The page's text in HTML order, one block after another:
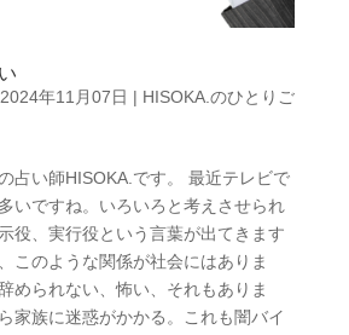
2024年11月07日 | HISOKA.のひとりご
占い師HISOKA.です。 最近テレビで
いですね。いろいろと考えさせられ
役、実行役という言葉が出てきます
このような関係が社会にはありま
められない、怖い、それもありま
家族に迷惑がかかる。これも闇バイ